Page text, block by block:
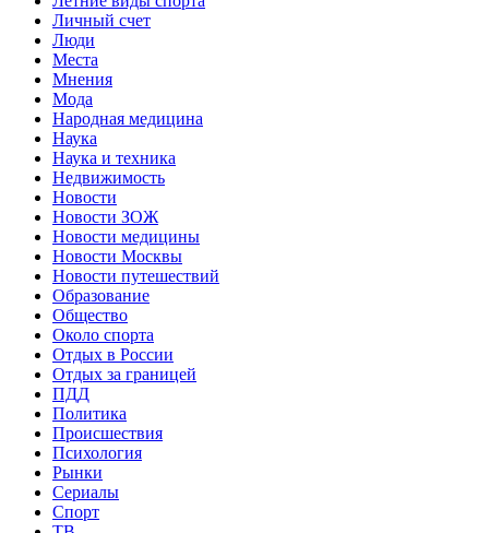
Личный счет
Люди
Места
Мнения
Мода
Народная медицина
Наука
Наука и техника
Недвижимость
Новости
Новости ЗОЖ
Новости медицины
Новости Москвы
Новости путешествий
Образование
Общество
Около спорта
Отдых в России
Отдых за границей
ПДД
Политика
Происшествия
Психология
Рынки
Сериалы
Спорт